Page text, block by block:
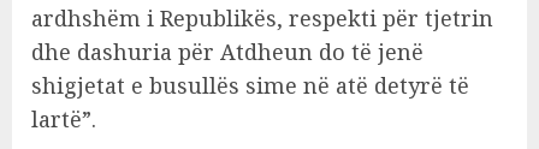
ardhshëm i Republikës, respekti për tjetrin
dhe dashuria për Atdheun do të jenë
shigjetat e busullës sime në atë detyrë të
lartë”.